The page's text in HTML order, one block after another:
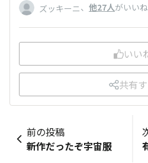
ズッキーニ、 他27人がいいね
いい
共有
前の投稿
新作だったぞ宇宙服